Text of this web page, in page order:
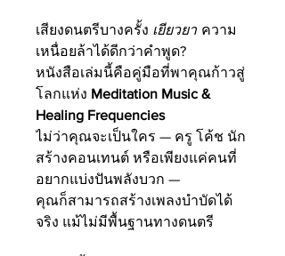
เสียงดนตรีบางครั้ง เยียวยา ความ
เหนื่อยล้าได้ดีกว่าคำพูด?
หนังสือเล่มนี้คือคู่มือที่พาคุณก้าวสู่
โลกแห่ง Meditation Music &
Healing Frequencies
ไม่ว่าคุณจะเป็นใคร — ครู โค้ช นัก
สร้างคอนเทนต์ หรือเพียงแค่คนที่
อยากแบ่งปันพลังบวก —
คุณก็สามารถสร้างเพลงบำบัดได้
จริง แม้ไม่มีพื้นฐานทางดนตรี